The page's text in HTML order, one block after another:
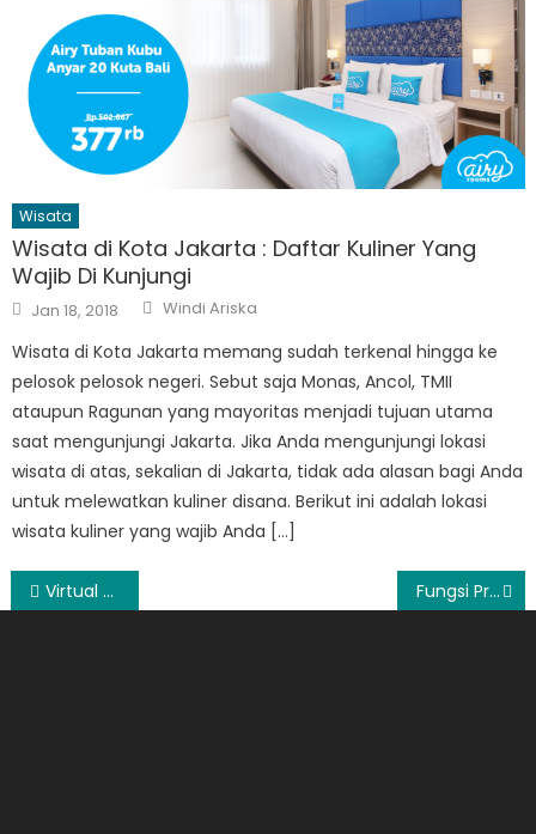
Wisata
Wisata di Kota Jakarta : Daftar Kuliner Yang
Wajib Di Kunjungi
Posted
on
Jan 18, 2018 Author
Windi Ariska
Wisata di Kota Jakarta memang sudah terkenal hingga ke
pelosok pelosok negeri. Sebut saja Monas, Ancol, TMII
ataupun Ragunan yang mayoritas menjadi tujuan utama
saat mengunjungi Jakarta. Jika Anda mengunjungi lokasi
wisata di atas, sekalian di Jakarta, tidak ada alasan bagi Anda
untuk melewatkan kuliner disana. Berikut ini adalah lokasi
wisata kuliner yang wajib Anda […]
Post
Virtual Office Equity Tower SCBD Sudirman Fungsi Program Kasir Max Retail